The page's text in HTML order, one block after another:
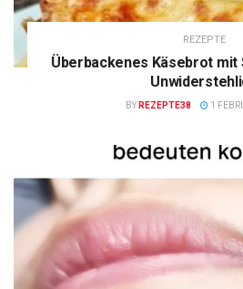
REZEPTE
Überbackenes Käsebrot mit
BY REZEPTE38 1